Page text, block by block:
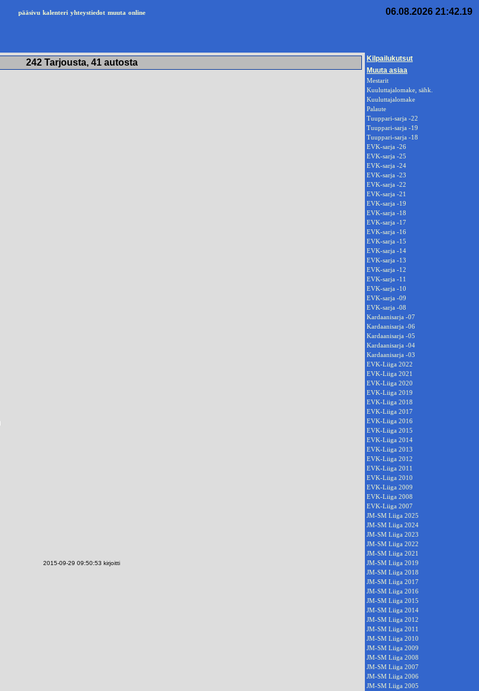
pääsivu kalenteri yhteystiedot muuta online 06.08.2026 21:42.19
242 Tarjousta, 41 autosta
2015-09-29 09:50:53 kirjoitti
Kilpailukutsut
Muuta asiaa
Mestarit
Kuuluttajalomake, sähk.
Kuuluttajalomake
Palaute
Tuuppari-sarja -22
Tuuppari-sarja -19
Tuuppari-sarja -18
EVK-sarja -26
EVK-sarja -25
EVK-sarja -24
EVK-sarja -23
EVK-sarja -22
EVK-sarja -21
EVK-sarja -19
EVK-sarja -18
EVK-sarja -17
EVK-sarja -16
EVK-sarja -15
EVK-sarja -14
EVK-sarja -13
EVK-sarja -12
EVK-sarja -11
EVK-sarja -10
EVK-sarja -09
EVK-sarja -08
Kardaanisarja -07
Kardaanisarja -06
Kardaanisarja -05
Kardaanisarja -04
Kardaanisarja -03
EVK-Liiga 2022
EVK-Liiga 2021
EVK-Liiga 2020
EVK-Liiga 2019
EVK-Liiga 2018
EVK-Liiga 2017
EVK-Liiga 2016
EVK-Liiga 2015
EVK-Liiga 2014
EVK-Liiga 2013
EVK-Liiga 2012
EVK-Liiga 2011
EVK-Liiga 2010
EVK-Liiga 2009
EVK-Liiga 2008
EVK-Liiga 2007
JM-SM Liiga 2025
JM-SM Liiga 2024
JM-SM Liiga 2023
JM-SM Liiga 2022
JM-SM Liiga 2021
JM-SM Liiga 2019
JM-SM Liiga 2018
JM-SM Liiga 2017
JM-SM Liiga 2016
JM-SM Liiga 2015
JM-SM Liiga 2014
JM-SM Liiga 2012
JM-SM Liiga 2011
JM-SM Liiga 2010
JM-SM Liiga 2009
JM-SM Liiga 2008
JM-SM Liiga 2007
JM-SM Liiga 2006
JM-SM Liiga 2005